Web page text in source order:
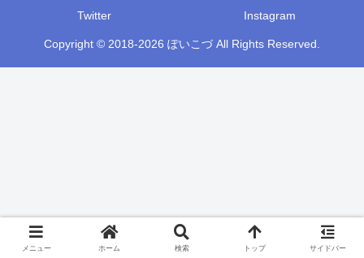
Twitter Instagram
Copyright © 2018-2026 ぽいこづ All Rights Reserved.
メニュー ホーム 検索 トップ サイドバー